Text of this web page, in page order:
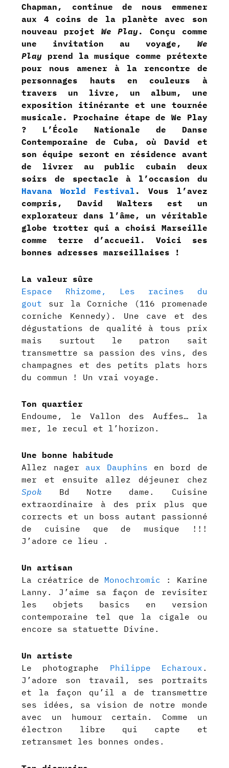
Chapman, continue de nous emmener
aux 4 coins de la planète avec son
nouveau projet We Play . Conçu comme
une invitation au voyage, We
Play prend la musique comme prétexte
pour nous amener à la rencontre de
personnages hauts en couleurs à
travers un livre, un album, une
exposition itinérante et une tournée
musicale. Prochaine étape de We Play
? L’École Nationale de Danse
Contemporaine de Cuba, où David et
son équipe seront en résidence avant
de livrer au public cubain deux
soirs de spectacle à l’occasion du
Havana World Festival . Vous l’avez
compris, David Walters est un
explorateur dans l’âme, un véritable
globe trotter qui a choisi Marseille
comme terre d’accueil. Voici ses
bonnes adresses marseillaises !
La valeur sûre
Espace Rhizome, Les racines du
gout sur la Corniche (116 promenade
corniche Kennedy). Une cave et des
dégustations de qualité à tous prix
mais surtout le patron sait
transmettre sa passion des vins, des
champagnes et des petits plats hors
du commun ! Un vrai voyage.
Ton quartier
Endoume, le Vallon des Auffes… la
mer, le recul et l’horizon.
Une bonne habitude
Allez nager aux Dauphins en bord de
mer et ensuite allez déjeuner chez
Spok Bd Notre dame. Cuisine
extraordinaire à des prix plus que
corrects et un boss autant passionné
de cuisine que de musique !!!
J’adore ce lieu .
Un artisan
La créatrice de Monochromic
: Karine
Lanny. J’aime sa façon de revisiter
les objets basics en version
contemporaine tel que la cigale ou
encore sa statuette Divine.
Un artiste
Le photographe Philippe Echaroux .
J’adore son travail, ses portraits
et la façon qu’il a de transmettre
ses idées, sa vision de notre monde
avec un humour certain. Comme un
électron libre qui capte et
retransmet les bonnes ondes.